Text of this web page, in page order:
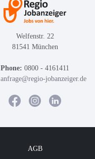
Welfenstr. 22
81541 München
Phone: 0800 - 4161411
anfrage@regio-jobanzeiger.de
AGB